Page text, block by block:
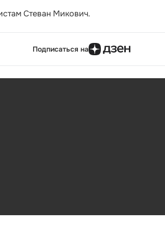
Стеван Микович.
Подписаться на